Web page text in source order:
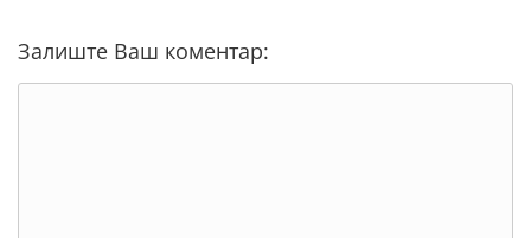
Залиште Ваш коментар: